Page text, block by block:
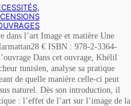
dans l’art Image et matière Une
€ ISBN : 978-2-3364-
Dans cet ouvrage, Khélil
tunisien, analyse sa pratique
de quelle manière celle-ci peut
naturel. Dès son introduction, il
: l’effet de l’art sur l’image de la